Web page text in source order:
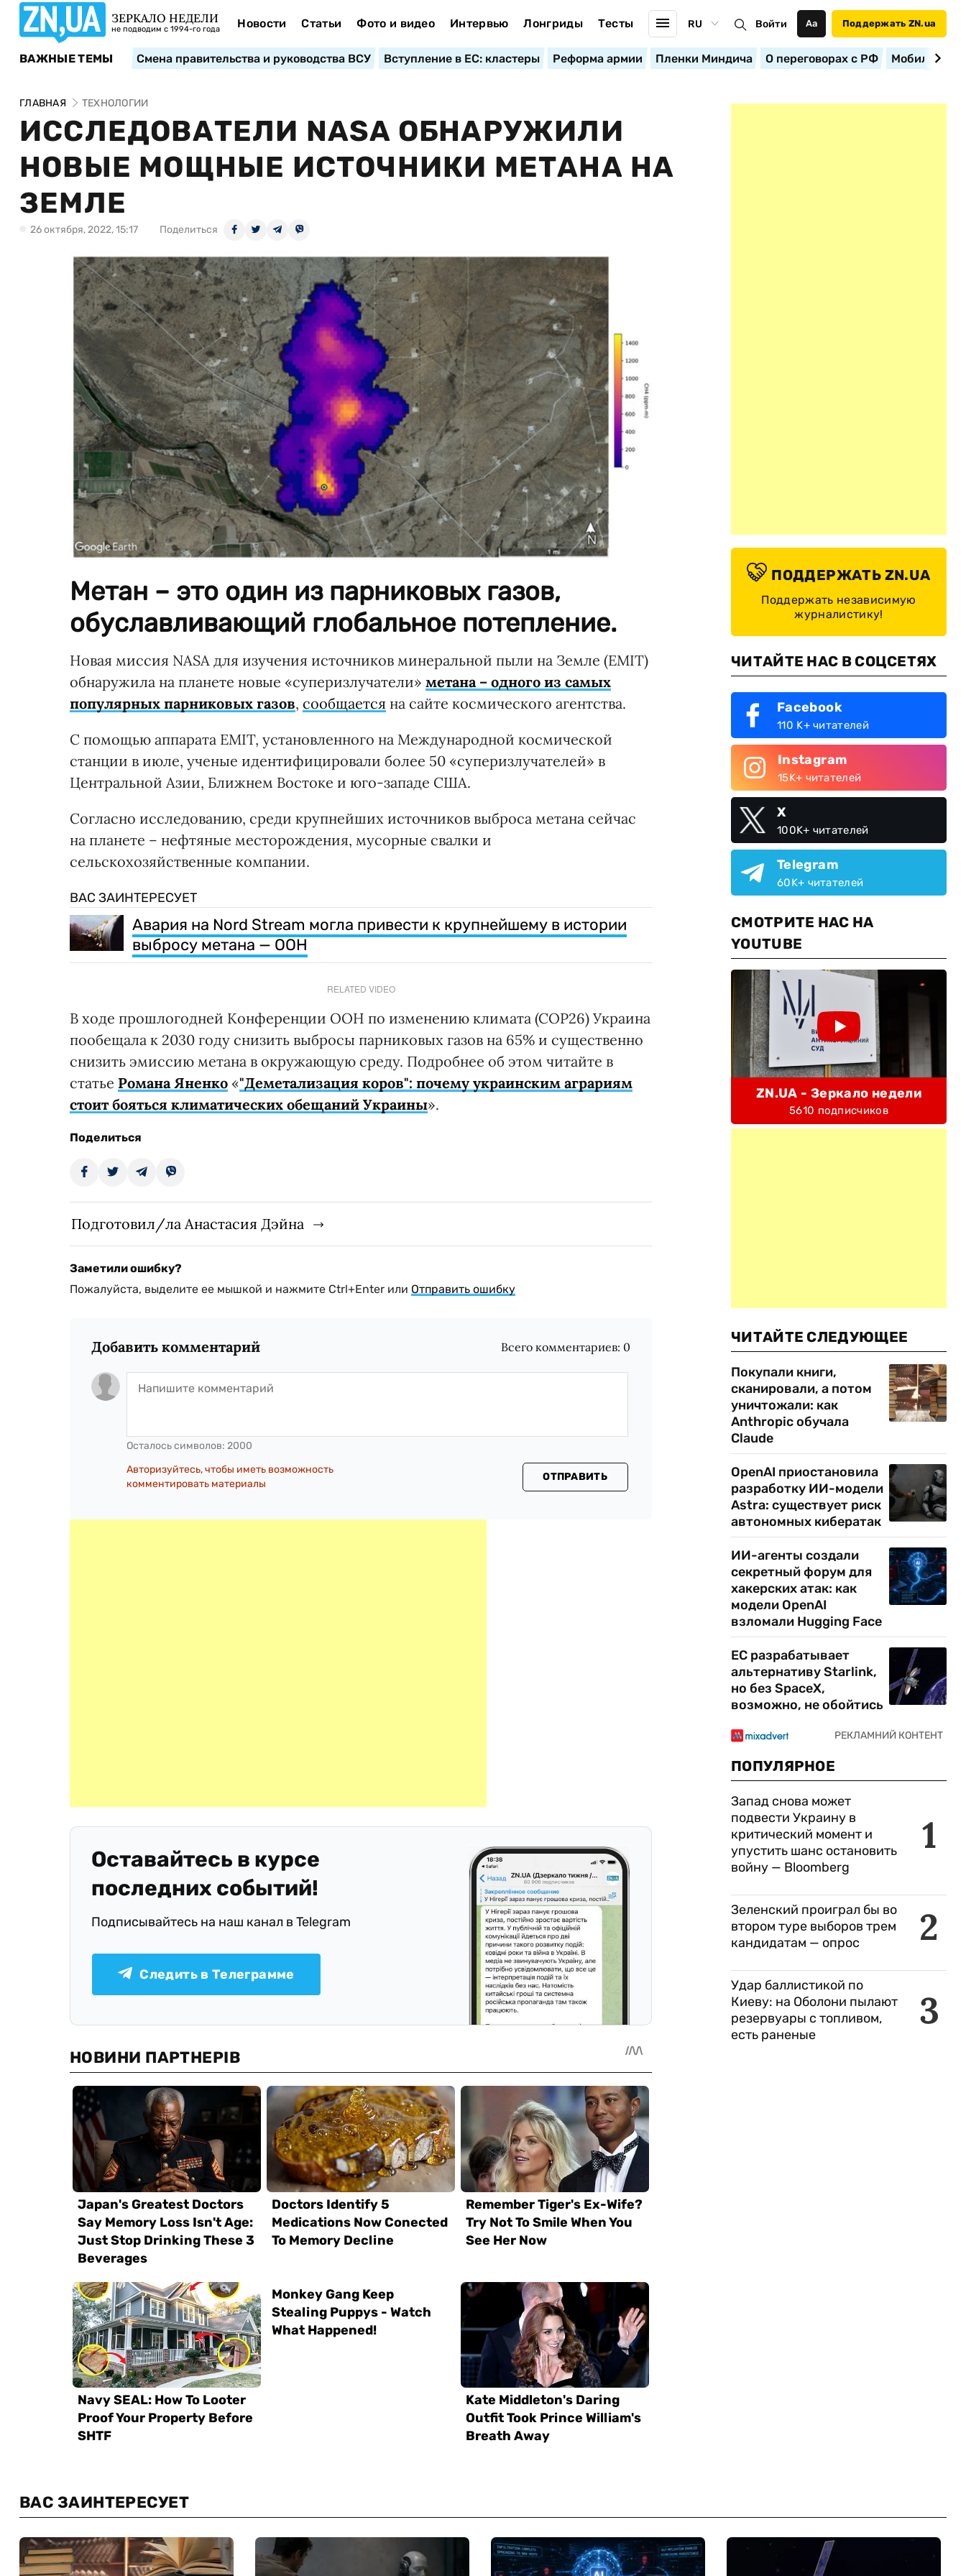
ЗЕРКАЛО НЕДЕЛИ
не подводим с 1994-го года Новости Статьи Фото и видео Интервью Лонгриды Тесты RU Войти Аа Поддержать ZN.ua
ВАЖНЫЕ ТЕМЫ Смена правительства и руководства ВСУ Вступление в ЕС: кластеры Реформа армии Пленки Миндича О переговорах с РФ
ГЛАВНАЯ ТЕХНОЛОГИИ
ИССЛЕДОВАТЕЛИ NASA ОБНАРУЖИЛИ
НОВЫЕ МОЩНЫЕ ИСТОЧНИКИ МЕТАНА НА
ЗЕМЛЕ
26 октября, 2022, 15:17 Поделиться
Метан – это один из парниковых газов,
обуславливающий глобальное потепление.
Новая миссия NASA для изучения источников минеральной пыли на Земле (EMIT)
обнаружила на планете новые «суперизлучатели» метана – одного из самых
популярных парниковых газов, сообщается на сайте космического агентства.
С помощью аппарата EMIT, установленного на Международной космической
станции в июле, ученые идентифицировали более 50 «суперизлучателей» в
Центральной Азии, Ближнем Востоке и юго-западе США.
Согласно исследованию, среди крупнейших источников выброса метана сейчас
на планете – нефтяные месторождения, мусорные свалки и
сельскохозяйственные компании.
ВАС ЗАИНТЕРЕСУЕТ
Авария на Nord Stream могла привести к крупнейшему в истории
выбросу метана — ООН
RELATED VIDEO
В ходе прошлогодней Конференции ООН по изменению климата (СОР26) Украина
пообещала к 2030 году снизить выбросы парниковых газов на 65% и существенно
снизить эмиссию метана в окружающую среду. Подробнее об этом читайте в
статье Романа Яненко «"Деметализация коров": почему украинским аграриям
стоит бояться климатических обещаний Украины».
Поделиться
Подготовил/ла Анастасия Дэйна
Заметили ошибку?
Пожалуйста, выделите ее мышкой и нажмите Ctrl+Enter или Отправить ошибку
Добавить комментарий Всего комментариев: 0
Осталось символов: 2000
Авторизуйтесь, чтобы иметь возможность
комментировать материалы
ОТПРАВИТЬ
Оставайтесь в курсе
последних событий!
Подписывайтесь на наш канал в Telegram
Следить в Телеграмме
ПОДДЕРЖАТЬ ZN.UA
Поддержать независимую
журналистику!
ЧИТАЙТЕ НАС В СОЦСЕТЯХ
Facebook
110 K+ читателей
Instagram
15K+ читателей
X
100K+ читателей
Telegram
60K+ читателей
СМОТРИТЕ НАС НА
YOUTUBE
ZN.UA - Зеркало недели
5610 подписчиков
ЧИТАЙТЕ СЛЕДУЮЩЕЕ
Покупали книги,
сканировали, а потом
уничтожали: как
Anthropic обучала
Claude
OpenAI приостановила
разработку ИИ-модели
Astra: существует риск
автономных кибератак
ИИ-агенты создали
секретный форум для
хакерских атак: как
модели OpenAI
взломали Hugging Face
ЕС разрабатывает
альтернативу Starlink,
но без SpaceX,
возможно, не обойтись
ПОПУЛЯРНОЕ
1
Запад снова может
подвести Украину в
критический момент и
упустить шанс остановить
войну — Bloomberg
2
Зеленский проиграл бы во
втором туре выборов трем
кандидатам — опрос
3
Удар баллистикой по
Киеву: на Оболони пылают
резервуары с топливом,
есть раненые
ВАС ЗАИНТЕРЕСУЕТ